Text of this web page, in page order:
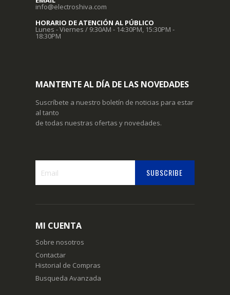
info@electroshiva.com
HORARIO DE ATENCIÓN AL PÚBLICO
Lunes - Viernes / 9:30AM - 14:30PM, 15:30PM -
18:30PM
MANTENTE AL DÍA DE LAS NOVEDADES
Suscríbete a nuestro boletín de noticias para estar
al tanto
de todas nuestras ofertas y novedades.
de
noticias:
SUBSCRIBE
MI CUENTA
Sobre nosotros
Contactar
Historial de Compras
Busqueda Avanzada